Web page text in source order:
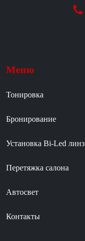
Меню
Тонировка
Бронирование
Установка Bi-Led линз
Перетяжка салона
Автосвет
Контакты